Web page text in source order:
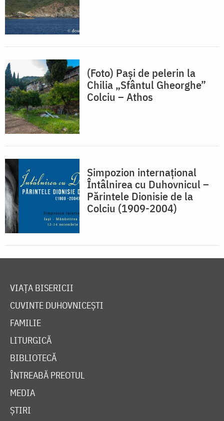
(Foto) Pași de pelerin la
Chilia „Sfântul Gheorghe”
Colciu – Athos
Simpozion internaţional
Întâlnirea cu Duhovnicul –
Părintele Dionisie de la
Colciu (1909-2004)
VIAȚA BISERICII
CUVINTE DUHOVNICEȘTI
FAMILIE
LITURGICĂ
BIBLIOTECĂ
ÎNTREABĂ PREOTUL
MEDIA
ȘTIRI